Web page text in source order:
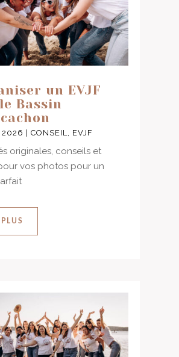
un EVJF
Bassin
2026 CONSEIL, EVJF
originales, conseils et
vos photos pour un